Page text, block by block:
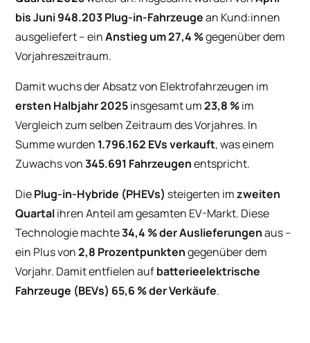
bis Juni 948.203 Plug-in-Fahrzeugean Kund:innen
ausgeliefert – einAnstieg um 27,4 %gegenüber dem
Vorjahreszeitraum.
Damit wuchs der Absatz von Elektrofahrzeugen im
ersten Halbjahr 2025insgesamt um23,8 %im
Vergleich zum selben Zeitraum des Vorjahres. In
Summe wurden 1.796.162 EVs verkauft, was einem
Zuwachs von345.691 Fahrzeugenentspricht.
DiePlug-in-Hybride (PHEVs) steigerten imzweiten
Quartalihren Anteil am gesamten EV-Markt. Diese
Technologie machte34,4 % der Auslieferungenaus –
ein Plus von2,8 Prozentpunktengegenüber dem
Vorjahr. Damit entfielen aufbatterieelektrische
Fahrzeuge (BEVs) 65,6 % der Verkäufe.